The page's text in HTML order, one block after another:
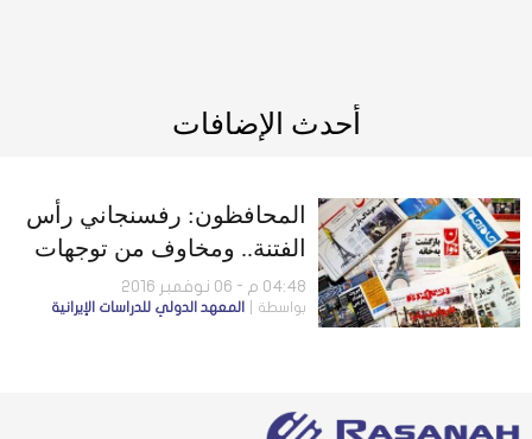
أحدث الإضافات
المحافظون: رفسنجاني رأس
الفتنة.. ومخاوف من توجهات
أمريكية ضد إيران
04:48 م - 06 نوفمبر 2016
بواسطة المعهد الدولي للدراسات الإيرانية